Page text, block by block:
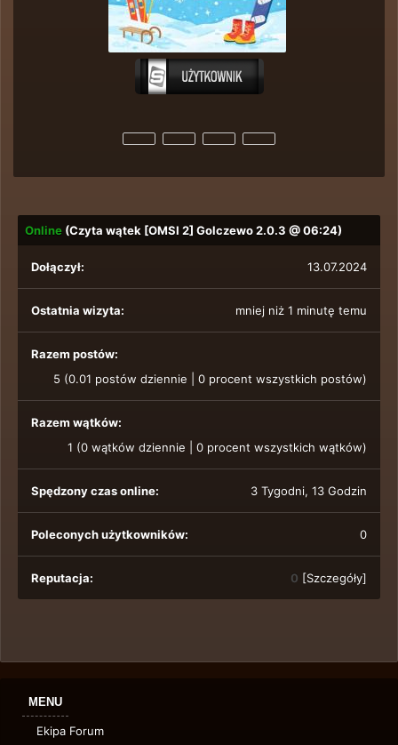
Online (Czyta wątek [OMSI 2] Golczewo 2.0.3 @ 06:24)
Dołączył: 13.07.2024
Ostatnia wizyta: mniej niż 1 minutę temu
Razem postów:
5 (0.01 postów dziennie | 0 procent wszystkich postów)
Razem wątków:
1 (0 wątków dziennie | 0 procent wszystkich wątków)
Spędzony czas online: 3 Tygodni, 13 Godzin
Poleconych użytkowników: 0
Reputacja: 0 [Szczegóły]
MENU
Ekipa Forum